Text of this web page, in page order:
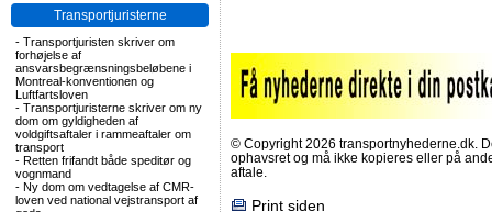
Transportjuristerne
- Transportjuristen skriver om
forhøjelse af
ansvarsbegrænsningsbeløbene i
Montreal-konventionen og
Luftfartsloven
- Transportjuristerne skriver om ny
dom om gyldigheden af
voldgiftsaftaler i rammeaftaler om
transport
- Retten frifandt både speditør og
vognmand
- Ny dom om vedtagelse af CMR-
loven ved national vejstransport af
© Copyright 2026 transportnyhederne.dk.
ophavsret og må ikke kopieres eller på
aftale.
Print siden